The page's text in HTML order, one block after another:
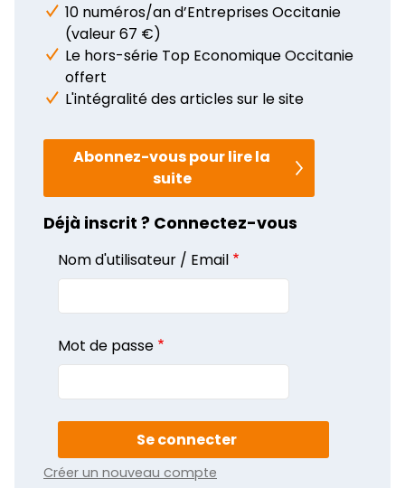
10 numéros/an d’Entreprises Occitanie
(valeur 67 €)
Le hors-série Top Economique Occitanie
offert
L'intégralité des articles sur le site
Abonnez-vous pour lire la
suite
Déjà inscrit ? Connectez-vous
Nom d'utilisateur / Email
Mot de passe
Créer un nouveau compte